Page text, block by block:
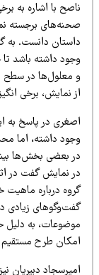
با اشاره به برخی
برجسته
دانست. به گفته
داشته باشد تا حتی
معلول‌ها در سطح
نمایش، برخی انگیزه‌ها
در پاسخ به این
داشته، اما
بعضی بخش‌ها بیش از
نمایش گفت در اثر
درباره ماهیت خانه
زیادی
به دلیل خط
طرح مستقیم
دبیریان نیز با